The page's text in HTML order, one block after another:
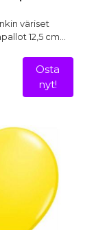
väriset
12,5 cm…
Osta
nyt!